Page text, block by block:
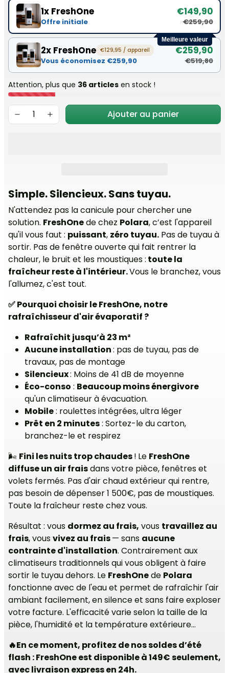
1x FreshOne
Offre initiale
€149,90
€259,90
Meilleure valeur
2x FreshOne €129,95 / appareil
Vous économisez €259,90
€259,90
€519,80
Attention, plus que 36 articles en stock !
Ajouter au panier
Simple. Silencieux. Sans tuyau.
N'attendez pas la canicule pour chercher une
solution. FreshOnede chez Polara, c’est l'appareil
qu'il vous faut : puissant, zéro tuyau. Pas de tuyau à
sortir. Pas de fenêtre ouverte qui fait rentrer la
chaleur, le bruit et les moustiques : toute la
fraîcheur reste à l'intérieur.Vous le branchez, vous
l'allumez, c'est tout.
✅ Pourquoi choisir le FreshOne, notre
rafraîchisseur d'air évaporatif ?
Rafraîchit jusqu’à 23 m²
Aucune installation: pas de tuyau, pas de
travaux, pas de montage
Silencieux: Moins de 41 dB de moyenne
Éco-conso : Beaucoup moins énergivore
qu'un climatiseur à évacuation.
Mobile: roulettes intégrées, ultra léger
Prêt en 2 minutes: Sortez-le du carton,
branchez-le et respirez
🌬️ Fini les nuits trop chaudes! Le FreshOne
diffuse un air fraisdans votre pièce, fenêtres et
volets fermés. Pas d'air chaud extérieur qui rentre,
pas besoin de dépenser 1 500€, pas de moustiques.
Toute la fraîcheur reste chez vous.
Résultat : vous dormez au frais, vous travaillez au
frais, vousvivez au frais— sans aucune
contrainte d'installation. Contrairement aux
climatiseurs traditionnels qui vous obligent à faire
sortir le tuyau dehors. Le FreshOnede Polara
fonctionne avec de l'eau et permet de rafraîchir l'air
ambiant facilement, en silence et sans faire exploser
votre facture. L'efficacité varie selon la taille de la
pièce, l'humidité et la température extérieure...
🔥En ce moment, profitez de nos soldes d’été
flash : FreshOne est disponible à 149€ seulement,
avec livraison express en 24h.